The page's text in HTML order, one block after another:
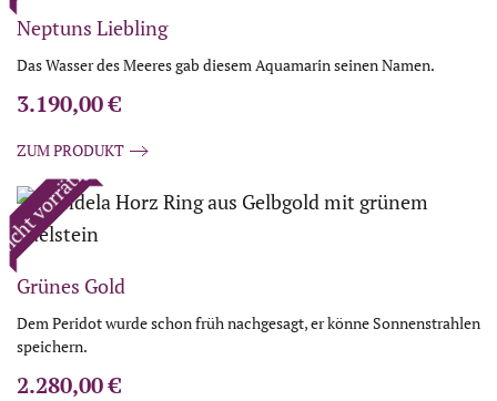
Neptuns Liebling
Das Wasser des Meeres gab diesem Aquamarin seinen Namen.
3.190,00€
ZUM PRODUKT
vorrätig
Grünes Gold
Dem Peridot wurde schon früh nachgesagt, er könne Sonnenstrahlen
speichern.
2.280,00€